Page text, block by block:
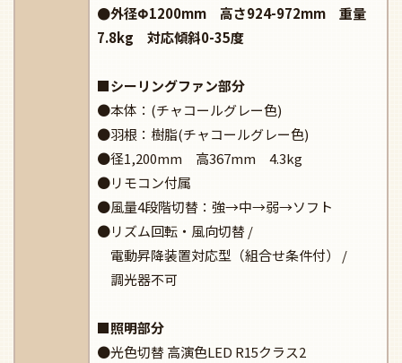
●外径Φ1200mm 高さ924-972mm 重量
7.8kg 対応傾斜0-35度
■シーリングファン部分
●本体：(チャコールグレー色)
●羽根：樹脂(チャコールグレー色)
●径1,200mm 高367mm 4.3kg
●リモコン付属
●風量4段階切替：強→中→弱→ソフト
●リズム回転・風向切替 /
電動昇降装置対応型（組合せ条件付） /
調光器不可
■照明部分
●光色切替 高演色LED R15クラス2